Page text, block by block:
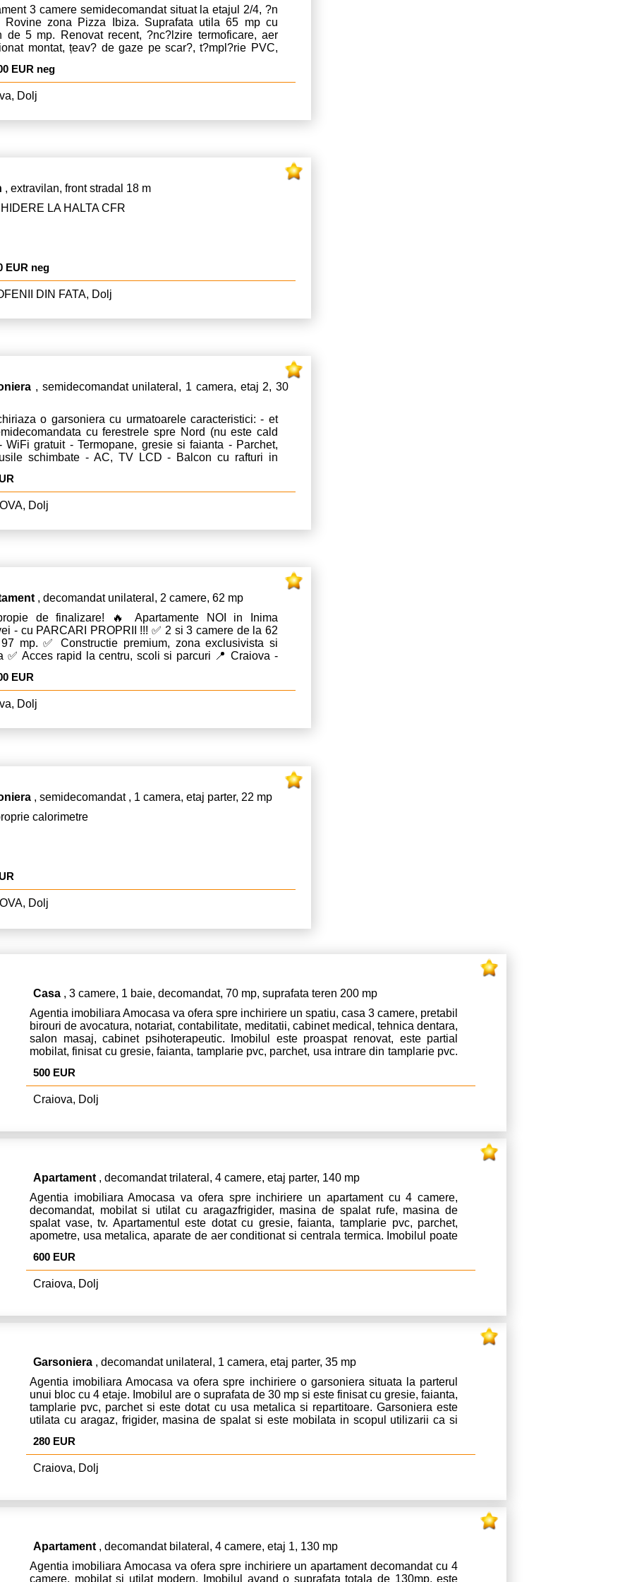
autobuz.
3 camere semidecomandat situat la etajul 2/4, ?n
Rovine zona Pizza Ibiza. Suprafata utila 65 mp cu
de 5 mp. Renovat recent, ?nc?lzire termoficare, aer
montat, țeav? de gaze pe scar?, t?mpl?rie PVC,
bloc 1980.
EUR neg
Dolj
, extravilan, front stradal 18 m
LA HALTA CFR
EUR neg
DIN FATA, Dolj
, semidecomandat unilateral, 1 camera, etaj 2, 30
o garsoniera cu urmatoarele caracteristici: - et
cu ferestrele spre Nord (nu este cald
WiFi gratuit - Termopane, gresie si faianta - Parchet,
schimbate - AC, TV LCD - Balcon cu rafturi in
cuptor cu microunde
Dolj
, decomandat unilateral, 2 camere, 62 mp
de finalizare! 🔥 Apartamente NOI in Inima
- cu PARCARI PROPRII !!! ✅ 2 si 3 camere de la 62
mp. ✅ Constructie premium, zona exclusivista si
✅ Acces rapid la centru, scoli si parcuri 📍 Craiova -
investitie profitabila! 📞 Suna acum pentru detalii si
;0766375691 ⏰ Numar limitat de apartamente
- rezerva-l pe al tau astazi! Pret : 2.300 euro / mp.
EUR
Dolj
, semidecomandat , 1 camera, etaj parter, 22 mp
calorimetre
Dolj
Casa , 3 camere, 1 baie, decomandat, 70 mp, suprafata teren 200 mp
Agentia imobiliara Amocasa va ofera spre inchiriere un spatiu, casa 3 camere, pretabil
birouri de avocatura, notariat, contabilitate, meditatii, cabinet medical, tehnica dentara,
salon masaj, cabinet psihoterapeutic. Imobilul este proaspat renovat, este partial
mobilat, finisat cu gresie, faianta, tamplarie pvc, parchet, usa intrare din tamplarie pvc.
la cateva miniute de centrul orasului (Universitate, Teatru, Primarie, Centrul Vechi).
Casa poate fi folosita si ca locuinta insa cu investitia proprie a viitorului chirias in ceea
ce priveste amenajarea unei bucatarii, a utilarii si mobilarii acesteia, respectiv a
detalii apelati numarul de tel si whatsapp: 0787588880. Va multumim!
500 EUR
Craiova, Dolj
Apartament , decomandat trilateral, 4 camere, etaj parter, 140 mp
Agentia imobiliara Amocasa va ofera spre inchiriere un apartament cu 4 camere,
decomandat, mobilat si utilat cu aragazfrigider, masina de spalat rufe, masina de
spalat vase, tv. Apartamentul este dotat cu gresie, faianta, tamplarie pvc, parchet,
apometre, usa metalica, aparate de aer conditionat si centrala termica. Imobilul poate
mp (cu cele 3 balcoane spatioase, incluse). Pretul de 750 euro este negociabil in
functie de utilitate si perioada. Pentru mai multe detalii va rugam apelati la numarul de
telefon afisat! Va multumim!
600 EUR
Craiova, Dolj
Garsoniera , decomandat unilateral, 1 camera, etaj parter, 35 mp
Agentia imobiliara Amocasa va ofera spre inchiriere o garsoniera situata la parterul
unui bloc cu 4 etaje. Imobilul are o suprafata de 30 mp si este finisat cu gresie, faianta,
tamplarie pvc, parchet si este dotat cu usa metalica si repartitoare. Garsoniera este
utilata cu aragaz, frigider, masina de spalat si este mobilata in scopul utilizarii ca si
solicita o luna chirie, o luna garantie si comisionul agentiei in cuantum de 50% din
prima luna de chirie. Pentru mai multe detalii si programari apelati va rog numarul de
tel & whatsapp: 0787588880! Va multumim!
280 EUR
Craiova, Dolj
Apartament , decomandat bilateral, 4 camere, etaj 1, 130 mp
Agentia imobiliara Amocasa va ofera spre inchiriere un apartament decomandat cu 4
camere, mobilat si utilat modern. Imobilul avand o suprafata totala de 130mp, este